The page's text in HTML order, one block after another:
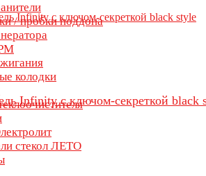
/ пробки поддона
колодки
стекол ЛЕТО
Infinity с ключом-секреткой black